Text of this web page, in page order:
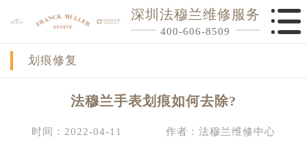
深圳法穆兰维修服务
400-606-8509
划痕修复
法穆兰手表划痕如何去除?
时间：2022-04-11 作者：法穆兰维修中心